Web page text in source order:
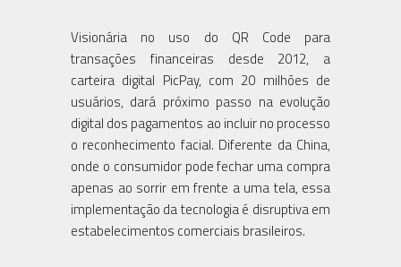
Visionária no uso do QR Code para
transações financeiras desde 2012, a
carteira digital PicPay, com 20 milhões de
usuários, dará próximo passo na evolução
digital dos pagamentos ao incluir no processo
o reconhecimento facial. Diferente da China,
onde o consumidor pode fechar uma compra
apenas ao sorrir em frente a uma tela, essa
implementação da tecnologia é disruptiva em
estabelecimentos comerciais brasileiros.